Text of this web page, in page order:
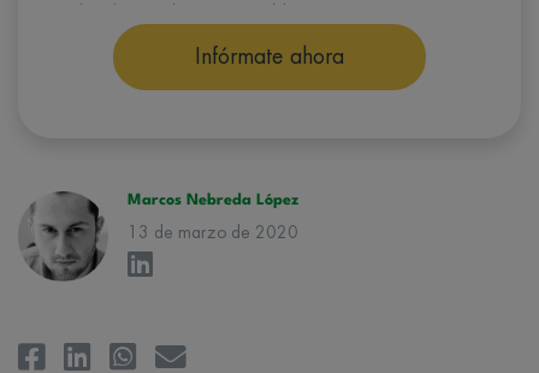
seleccionado o de otros directamente relacionados con el interés
manifestado y, en su caso, para tramitar la contratación
correspondiente. Compartiremos su solicitud con las empresas que
Grupo Northius, con el objeto de que estas puedan
Infórmate ahora
Marcos Nebreda López
13 de marzo de 2020